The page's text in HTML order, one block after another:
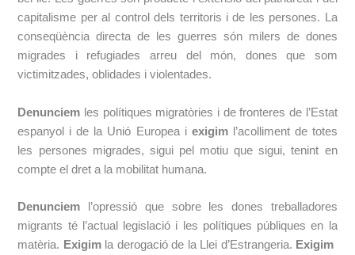
capitalisme per al control dels territoris i de les persones. La
conseqüènciadirecta de les guerres són milers de dones
migrades i refugiades arreu del món, dones que som
victimitzades, oblidades i violentades.
Denunciem les polítiques migratòries i de fronteres de l’Estat
espanyol i de la Unió Europea i ​ exigim​l’acolliment de totes
les persones migrades, sigui pel motiu que sigui,tenint en
compte el dret a la mobilitat humana.
Denunciem l’opressió que sobre les dones treballadores
migrants té l’actual legislació i les polítiques públiques en la
matèria. ​ Exigimla derogació de la Llei d’Estrangeria. ​ Exigim